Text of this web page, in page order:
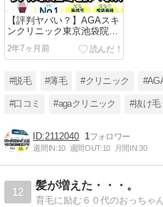
【評判ヤバい？】AGAスキ
ンクリニック東京池袋院の
悪い口コミ＆良い口コミを
徹底調査！来院前に失敗し
ック
2年7ヶ月前
#脱毛 #薄毛 #クリニック
#口コミ #agaクリニック #抜け毛
2112040 1
週間IN:10 週間OUT:10 月間IN:30
12
髪が増えた・・・。
育毛に励む６０代のおっちゃ